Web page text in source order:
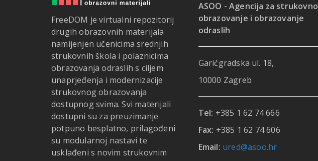
FreeDOM je virtualni repozitorij
drugih obrazovnih materijala
namijenjen učenicima srednjih
strukovnih škola i polaznicima
obrazovanja odraslih s ciljem
unaprjeđenja i modernizacije
strukovnog obrazovanja
dostupnog svima. Svi materijali
dostupni su za preuzimanje
potpuno besplatno, prilagođeni
su modularnoj nastavi te
usklađeni s novim strukovnim
ASOO - Agencija za strukovno
obrazovanje i obrazovanje
odraslih
Garićgradska ul. 18,
10000 Zagreb
Tel: +385 1 62 74 666
Fax: +385 1 62 74 606
Email: ured@asoo.hr